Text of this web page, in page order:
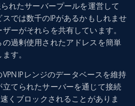
れたサーバープールを運営して
では数千のIPがあるかもしれませ
ーがそれらを共有しています。
過剰使用されたアドレスを簡単
す。
IPレンジのデータベースを維持
立てられたサーバーを通じて接続
くブロックされることがありま